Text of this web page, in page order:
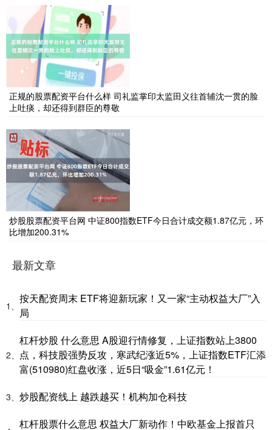
正规的股票配资平台什么样 司礼监掌印太监田义往首辅沈一贯的脸
上吐痰，却还得到群臣的尊敬
炒股股票配资平台网 中证800指数ETF今日合计成交额1.87亿元，环
比增加200.31%
最新文章
1、
按天配资周末 ETF将迎新玩家！又一家“主动权益大厂”入
局
2、
杠杆炒股 什么意思 A股迎行情修复，上证指数站上3800
点，科技股强势反攻，寒武纪涨近5%，上证指数ETF汇添
富(510980)红盘收涨，近5日“吸金”1.61亿元！
3、 炒股配资线上 越跌越买！机构加仓科技
杠杆股票什么意思 权益大厂新动作！中欧基金上报首只